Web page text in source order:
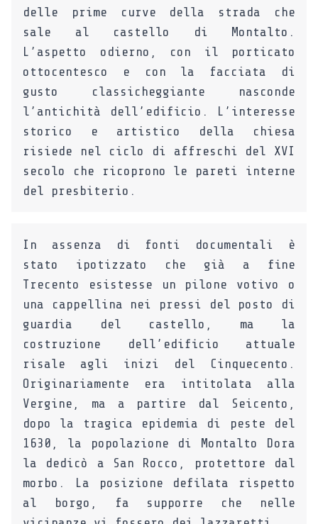
delle prime curve della strada che
sale al castello di Montalto.
L’aspetto odierno, con il porticato
ottocentesco e con la facciata di
gusto classicheggiante nasconde
l’antichità dell’edificio. L’interesse
storico e artistico della chiesa
risiede nel ciclo di affreschi del XVI
secolo che ricoprono le pareti interne
del presbiterio.
In assenza di fonti documentali è
stato ipotizzato che già a fine
Trecento esistesse un pilone votivo o
una cappellina nei pressi del posto di
guardia del castello, ma la
costruzione dell’edificio attuale
risale agli inizi del Cinquecento.
Originariamente era intitolata alla
Vergine, ma a partire dal Seicento,
dopo la tragica epidemia di peste del
1630, la popolazione di Montalto Dora
la dedicò a San Rocco, protettore dal
morbo. La posizione defilata rispetto
al borgo, fa supporre che nelle